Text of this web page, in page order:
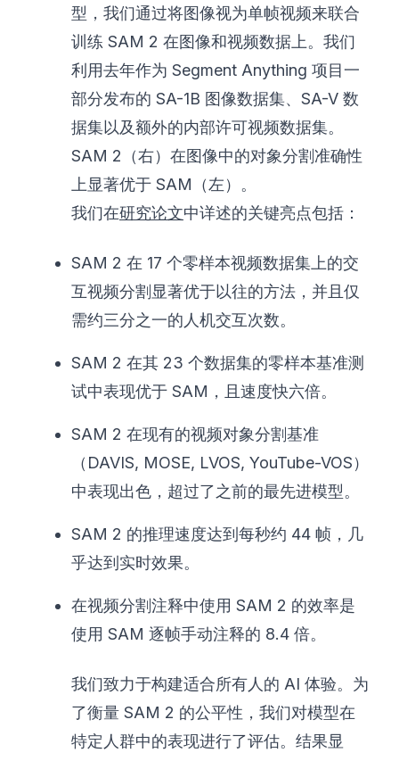
型，我们通过将图像视为单帧视频来联合
训练 SAM 2 在图像和视频数据上。我们
利用去年作为 Segment Anything 项目一
部分发布的 SA-1B 图像数据集、SA-V 数
据集以及额外的内部许可视频数据集。
SAM 2（右）在图像中的对象分割准确性
上显著优于 SAM（左）。
我们在研究论文中详述的关键亮点包括：
SAM 2 在 17 个零样本视频数据集上的交
互视频分割显著优于以往的方法，并且仅
需约三分之一的人机交互次数。
SAM 2 在其 23 个数据集的零样本基准测
试中表现优于 SAM，且速度快六倍。
SAM 2 在现有的视频对象分割基准
（DAVIS, MOSE, LVOS, YouTube-VOS）
中表现出色，超过了之前的最先进模型。
SAM 2 的推理速度达到每秒约 44 帧，几
乎达到实时效果。
在视频分割注释中使用 SAM 2 的效率是
使用 SAM 逐帧手动注释的 8.4 倍。
我们致力于构建适合所有人的 AI 体验。为
了衡量 SAM 2 的公平性，我们对模型在
特定人群中的表现进行了评估。结果显